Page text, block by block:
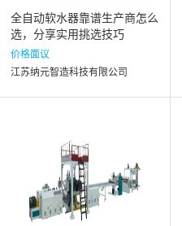
全自动软水器靠谱生产商怎么
选，分享实用挑选技巧
价格面议
江苏纳元智造科技有限公司